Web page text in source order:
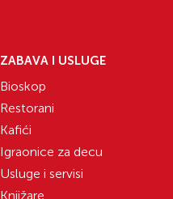
ZABAVA I USLUGE
Bioskop
Restorani
Kafići
Igraonice za decu
Usluge i servisi
Knjižare